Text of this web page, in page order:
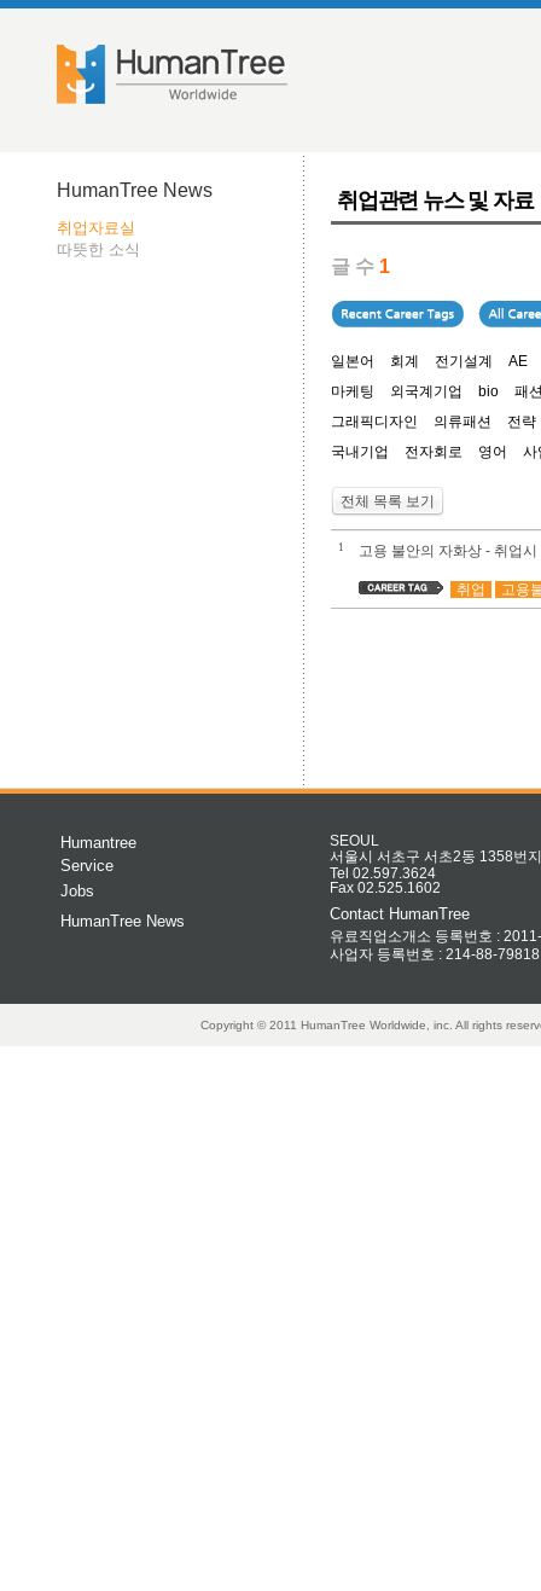
HumanTree News
취업자료실
따뜻한 소식
취업관련 뉴스 및 자료
글 수 1
일본어 회계 전기설계
AE
마케팅
외국계기업 bio
패
그래픽디자인
의류패션
전략
국내기업
전자회로 영어 사
전체 목록 보기
1 고용 불안의 자화상 - 취업
취업 고용
Humantree
Service
Jobs
HumanTree News
SEOUL
서울시 서초구 서초2동 1358번
Tel 02.597.3624
Fax 02.525.1602
Contact HumanTree
유료직업소개소 등록번호 :
사업자 등록번호 : 214-88-79818
Copyright © 2011 HumanTree Worldwide, inc. All rights